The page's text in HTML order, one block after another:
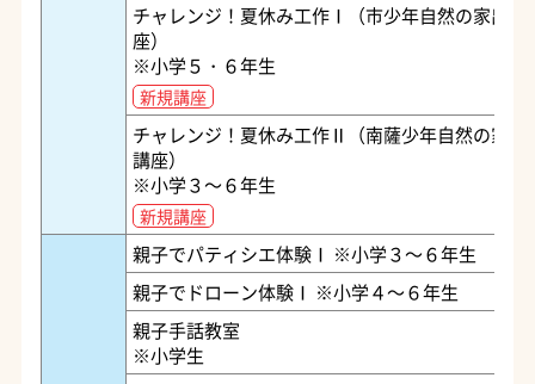
チャレンジ！夏休み工作Ⅰ（市少年自然の家出前
座）
※小学５・６年生
新規講座
チャレンジ！夏休み工作Ⅱ（南薩少年自然の家出
講座）
※小学３～６年生
新規講座
親子でパティシエ体験Ⅰ ※小学３～６年生
親子でドローン体験Ⅰ ※小学４～６年生
親子手話教室
※小学生